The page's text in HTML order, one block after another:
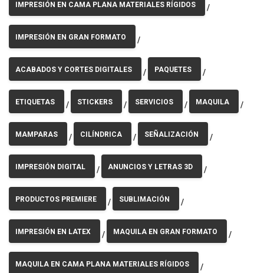
IMPRESIÓN EN CAMA PLANA MATERIALES RÍGIDOS /
IMPRESIÓN EN GRAN FORMATO /
ACABADOS Y CORTES DIGITALES / PAQUETES /
ETIQUETAS / STICKERS / SERVICIOS / MAQUILA /
MAMPARAS / CILÍNDRICA / SEÑALIZACIÓN /
IMPRESIÓN DIGITAL / ANUNCIOS Y LETRAS 3D /
PRODUCTOS PREMIERE / SUBLIMACIÓN /
IMPRESIÓN EN LATEX / MAQUILA EN GRAN FORMATO /
MAQUILA EN CAMA PLANA MATERIALES RÍGIDOS /